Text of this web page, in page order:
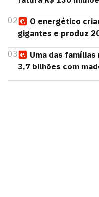
02
O energético
gigantes e produz
03
Uma das
3,7 bilhões com